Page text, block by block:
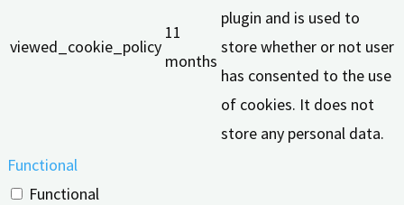
viewed_cookie_policy
11
months
plugin and is used to
store whether or not user
has consented to the use
of cookies. It does not
store any personal data.
Functional
Functional